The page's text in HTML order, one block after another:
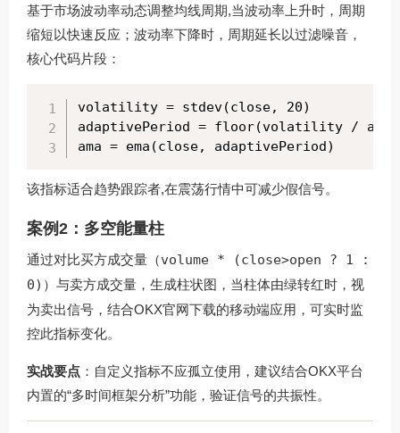
基于市场波动率动态调整均线周期,当波动率上升时，周期
缩短以快速反应；波动率下降时，周期延长以过滤噪音，
核心代码片段：
volatility = stdev(close, 20)
adaptivePeriod = floor(volatility /
ama = ema(close, adaptivePeriod)
该指标适合趋势跟踪者,在震荡行情中可减少假信号。
案例2：多空能量柱
通过对比买方成交量（volume * (close>open ? 1 :
0) ）与卖方成交量，生成柱状图，当柱体由绿转红时，视
为卖出信号，结合OKX官网下载的移动端应用，可实时监
控此指标变化。
实战要点 ：自定义指标不应孤立使用，建议结合OKX平台
内置的“多时间框架分析”功能，验证信号的共振性。